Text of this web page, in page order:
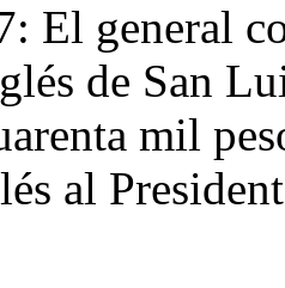
El general
de San
mil
al